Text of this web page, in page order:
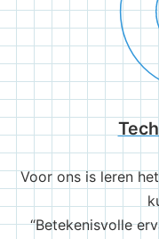
Voor ons is leren
“Betekenisvolle